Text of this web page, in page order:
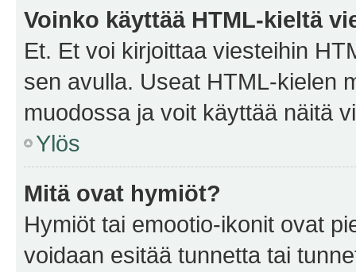
Voinko käyttää HTML-kieltä
Et. Et voi kirjoittaa viesteihin
sen avulla. Useat HTML-kielen
muodossa ja voit käyttää näitä
Ylös
Mitä ovat hymiöt?
Hymiöt tai emootio-ikonit ovat
voidaan esitää tunnetta tai